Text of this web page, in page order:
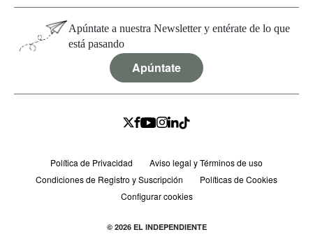
Apúntate a nuestra Newsletter y entérate de lo que
está pasando
Apúntate
Política de Privacidad
Aviso legal y Términos de uso
Condiciones de Registro y Suscripción
Políticas de Cookies
Configurar cookies
© 2026 EL INDEPENDIENTE